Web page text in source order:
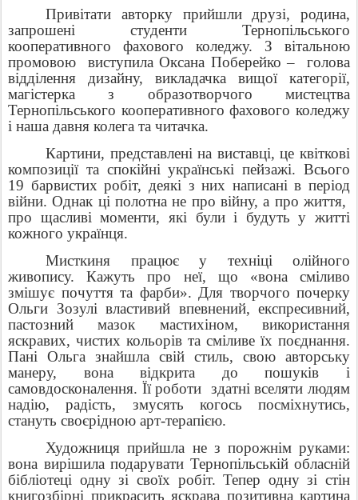
Привітати авторку прийшли друзі, родина,
запрошені студенти Тернопільського
кооперативного фахового коледжу. З вітальною
промовою
виступила Оксана Поберейко –
голова
відділення дизайну, викладачка вищої категорії,
магістерка з образотворчого мистецтва
Тернопільського кооперативного фахового коледжу
і наша давня колега та читачка.
Картини, представлені на виставці, це квіткові
композиції та спокійні українські пейзажі. Всього
19 барвистих робіт, деякі з них написані в період
війни. Однак ці полотна не про війну, а про життя,
про щасливі моменти, які були і будуть у житті
кожного українця.
Мисткиня працює у техніці олійного
живопису. Кажуть про неї, що «вона сміливо
змішує почуття та фарби». Для творчого почерку
Ольги Зозулі властивий впевнений, експресивний,
пастозний мазок мастихіном, використання
яскравих, чистих кольорів та сміливе їх поєднання.
Пані Ольга знайшла свій стиль, свою авторську
манеру, вона відкрита до пошуків і
самовдосконалення. Її роботи
здатні вселяти людям
надію, радість, змусять когось посміхнутись,
стануть своєрідною арт-терапією.
Художниця прийшла не з порожнім руками:
вона вирішила подарувати Тернопільській обласній
бібліотеці одну зі своїх робіт. Тепер одну зі стін
книгозбірні прикрасить яскрава позитивна картина